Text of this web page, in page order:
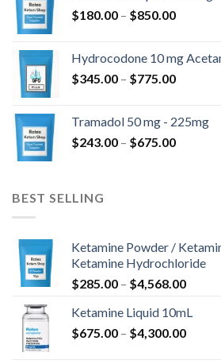
$820.00
$180.00 – $850.00Rozpětí
až
$850.00
Hydrocodone 10 mg
$345.00 – $775.00Rozpětí
až
$775.00
Tramadol 50 mg - 225mg
$243.00 – $675.00Rozpětí
BEST SELLING
Ketamine Powder /
Ketamine Hydrochloride
$285.00 – $4,568.00Rozpětí
až
Ketamine Liquid 10mL
$675.00 – $4,300.00Rozpětí